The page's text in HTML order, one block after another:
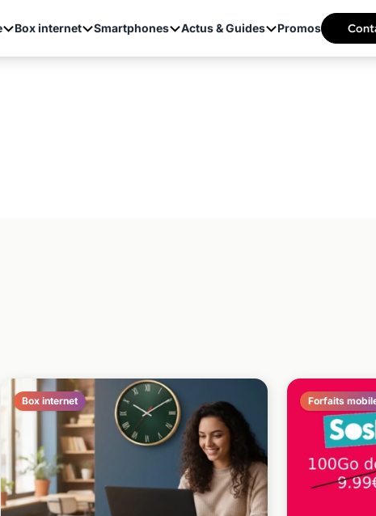
Box internet Smartphones Actus & Guides Promos
Box internet Forfaits